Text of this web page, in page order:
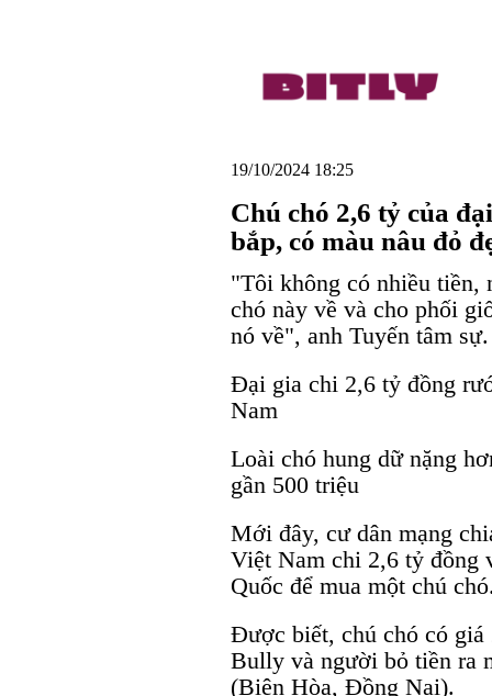
19/10/2024 18:25
Chú chó 2,6 tỷ của
bắp, có màu nâu đỏ
"Tôi không có nhiều tiền,
chó này về và cho phối
nó về", anh Tuyến tâm sự.
Đại gia chi 2,6 tỷ đồng
Nam
Loài chó hung dữ nặng
gần 500 triệu
Mới đây, cư dân mạng
Việt Nam chi 2,6 tỷ đồng
Quốc để mua một chú
Được biết, chú chó có
Bully và người bỏ tiền ra
(Biên Hòa, Đồng Nai).